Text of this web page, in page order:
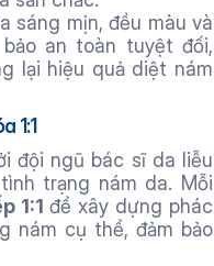
sáng mịn, đều màu và
an toàn tuyệt đối,
lại hiệu quả diệt nám
1:1
đội ngũ bác sĩ da liễu
trạng nám da. Mỗi
1:1 để xây dựng phác
nám cụ thể, đảm bảo